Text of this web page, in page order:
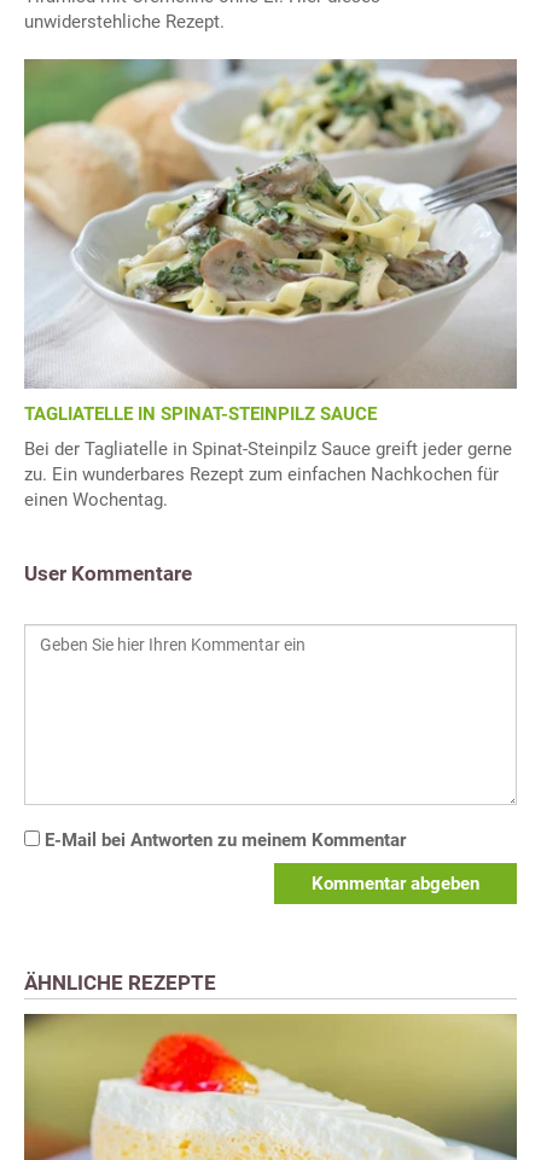
unwiderstehliche Rezept.
TAGLIATELLE IN SPINAT-STEINPILZ SAUCE
Bei der Tagliatelle in Spinat-Steinpilz Sauce greift jeder gerne
zu. Ein wunderbares Rezept zum einfachen Nachkochen für
einen Wochentag.
User Kommentare
E-Mail bei Antworten zu meinem Kommentar
Kommentar abgeben
ÄHNLICHE REZEPTE